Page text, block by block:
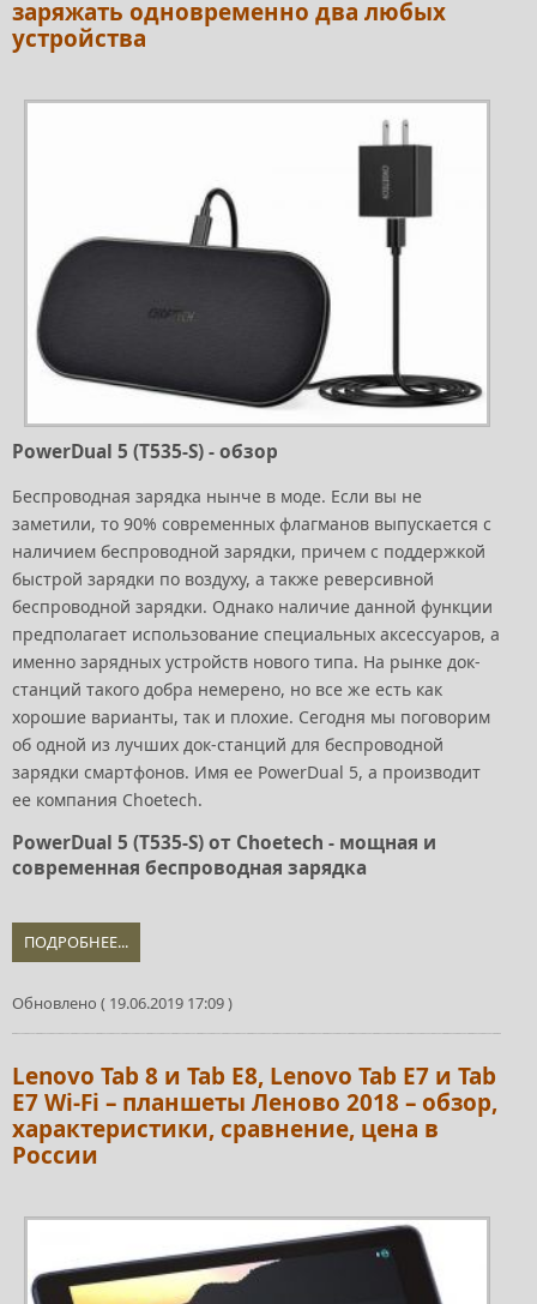
заряжать одновременно два любых
устройства
PowerDual 5 (T535-S) - обзор
Беспроводная зарядка нынче в моде. Если вы не
заметили, то 90% современных флагманов выпускается с
наличием беспроводной зарядки, причем с поддержкой
быстрой зарядки по воздуху, а также реверсивной
беспроводной зарядки. Однако наличие данной функции
предполагает использование специальных аксессуаров, а
именно зарядных устройств нового типа. На рынке док-
станций такого добра немерено, но все же есть как
хорошие варианты, так и плохие. Сегодня мы поговорим
об одной из лучших док-станций для беспроводной
зарядки смартфонов. Имя ее PowerDual 5, а производит
ее компания Choetech.
PowerDual 5 (T535-S) от Choetech - мощная и
современная беспроводная зарядка
ПОДРОБНЕЕ...
Обновлено ( 19.06.2019 17:09 )
Lenovo Tab 8 и Tab E8, Lenovo Tab E7 и Tab
E7 Wi-Fi – планшеты Леново 2018 – обзор,
характеристики, сравнение, цена в
России